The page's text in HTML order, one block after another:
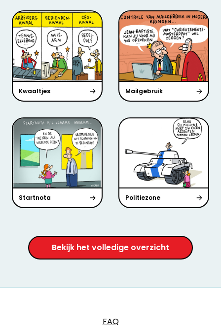
Kwaaltjes Mailgebruik
Startnota Politiezone
Bekijk het volledige overzicht
FAQ